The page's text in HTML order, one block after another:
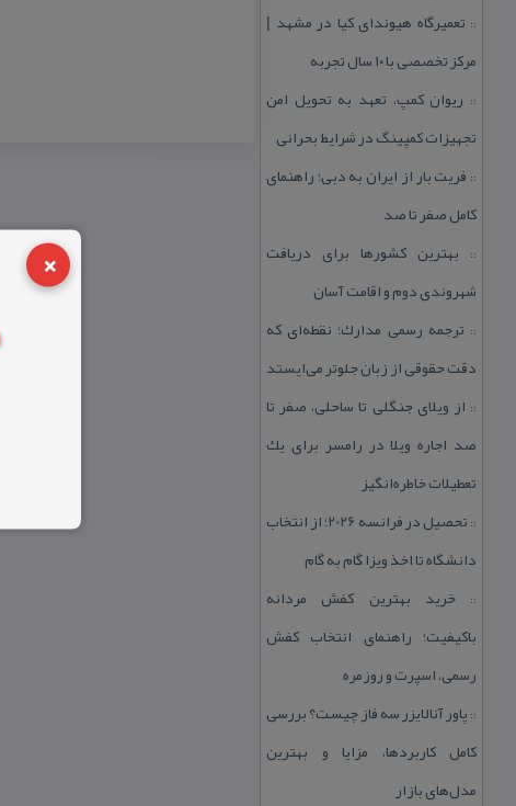
×
:: تعمیرگاه هیوندای كیا در مشهد |
مركز تخصصی با ۱۰ سال تجربه
:: ریوان كمپ، تعهد به تحویل امن
تجهیزات كمپینگ در شرایط بحرانی
:: فریت بار از ایران به دبی؛ راهنمای
كامل صفر تا صد
:: بهترین كشورها برای دریافت
شهروندی دوم و اقامت آسان
:: ترجمه رسمی مدارك؛ نقطه‌ای كه
دقت حقوقی از زبان جلوتر می‌ایستد
:: از ویلای جنگلی تا ساحلی، صفر تا
صد اجاره ویلا در رامسر برای یك
تعطیلات خاطره‌انگیز
::
تحصیل در فرانسه 2026؛ از انتخاب
دانشگاه تا اخذ ویزا گام به گام
::خرید بهترین كفش مردانه
باكیفیت؛ راهنمای انتخاب كفش
رسمی، اسپرت و روزمره
:: پاور آنالایزر سه فاز چیست؟ بررسی
كامل كاربردها، مزایا و بهترین
مدل‌های بازار